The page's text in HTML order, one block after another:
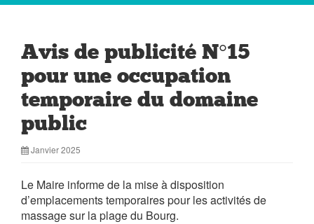
Avis de publicité N°15
pour une occupation
temporaire du domaine
public
Janvier 2025
Le Maire informe de la mise à disposition
d’emplacements temporaires pour les activités de
massage sur la plage du Bourg.